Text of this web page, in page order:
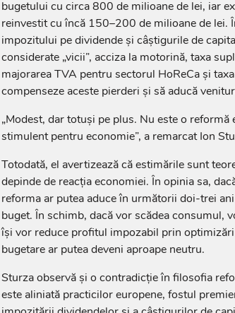
bugetului cu circa 800 de milioane de lei, iar
reinvestit cu încă 150–200 de milioane de lei.
impozitului pe dividende și câștigurile de
considerate „vicii”, acciza la motorină, taxa
majorarea TVA pentru sectorul HoReCa și
compenseze aceste pierderi și să aducă
„Modest, dar totuși pe plus. Nu este o
stimulent pentru economie”, a remarcat Ion
Totodată, el avertizează că estimările sunt
depinde de reacția economiei. În opinia sa,
reforma ar putea aduce în următorii doi-trei
buget. În schimb, dacă vor scădea consumul,
își vor reduce profitul impozabil prin
bugetare ar putea deveni aproape neutru.
Sturza observă și o contradicție în filosofia
este aliniată practicilor europene, fostul